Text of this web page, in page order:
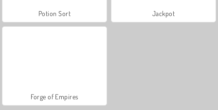
Potion Sort Jackpot
Forge of Empires